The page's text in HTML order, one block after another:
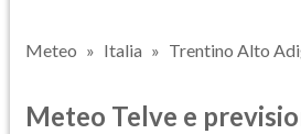
Meteo Italia Trentino Alto
Meteo Telve e